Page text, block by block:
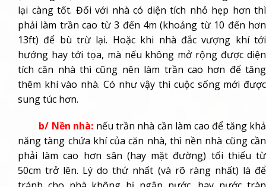
lại càng tốt. Đối với nhà có diện tích nhỏ hẹp hơn thì
phải làm trần cao từ 3 đến 4m (khoảng từ 10 đến hơn
13ft) để bù trừ lại. Hoặc khi nhà đắc vượng khí tới
hướng hay tới tọa, mà nếu không mở rộng được diện
tích căn nhà thì cũng nên làm trần cao hơn để tăng
thêm khí vào nhà. Có như vậy thì cuộc sống mới được
sung túc hơn.
b/ Nền nhà: nếu trần nhà cần làm cao để tăng khả
năng tàng chứa khí của căn nhà, thì nền nhà cũng cần
phải làm cao hơn sân (hay mặt đường) tối thiểu từ
50cm trở lên. Lý do thứ nhất (và rõ ràng nhất) là để